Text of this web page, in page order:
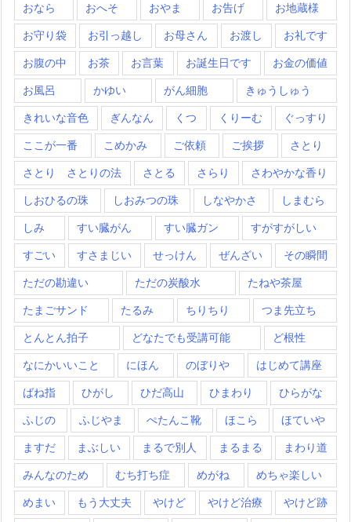
おなら おへそ おやま お告げ お地蔵様
お守り袋 お引っ越し お母さん お渡し お礼です
お腹の中 お茶 お言葉 お誕生日です お金の価値
お風呂 かゆい がん細胞 きゅうしゅう
きれいな音色 ぎんなん くつ くりーむ ぐっすり
ここが一番 こめかみ ご依頼 ご挨拶 さとり
さとり さとりの法 さとる さらり さわやかな香り
しおひるの珠 しおみつの珠 しなやかさ しまむら
しみ すい臓がん すい臓ガン すがすがしい
すごい すさまじい せっけん ぜんざい その瞬間
ただの勘違い ただの炭酸水 たねや茶屋
たまごサンド たるみ ちりちり つま先立ち
とんとん拍子 どなたでも受講可能 ど根性
なにかいいこと にほん のぼりや はじめて講座
ばね指 ひがし ひだ高山 ひまわり ひらがな
ふじの ふじやま ぺたんこ靴 ほこら ほていや
ますだ まぶしい まるで別人 まるまる まわり道
みんなのため むち打ち症 めがね めちゃ楽しい
めまい もう大丈夫 やけど やけど治療 やけど跡